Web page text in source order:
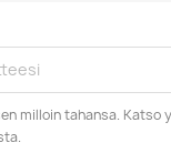
milloin tahansa. Katso